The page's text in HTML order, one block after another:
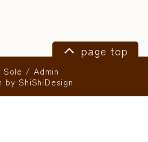
page top
Sole / Admin
by ShiShiDesign